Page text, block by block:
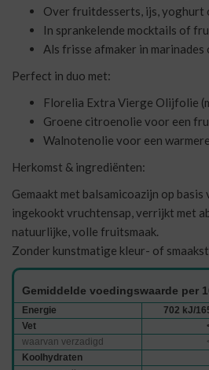
Over fruitdesserts, ijs, yoghurt
In sprankelende mocktails of
Als frisse afmaker in marinades
Perfect in duo met:
Florelia Extra Vierge Olijfolie
Groene citroenolie voor een
Walnotenolie voor een
Herkomst & ingrediënten:
Gemaakt met balsamicoazijn op basis
ingekookt vruchtensap, verrijkt met
natuurlijke, volle fruitsmaak.
Zonder kunstmatige kleur- of
Gemiddelde voedingswaarde per
Energie
702 kJ/
Vet
waarvan verzadigd
Koolhydraten